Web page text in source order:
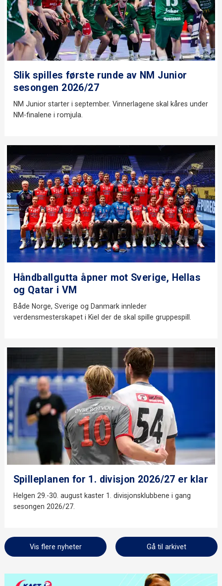
Slik spilles første runde av NM Junior
sesongen 2026/27
NM Junior starter i september. Vinnerlagene skal kåres under
NM-finalene i romjula.
Håndballgutta åpner mot Sverige, Hellas
og Qatar i VM
Både Norge, Sverige og Danmark innleder
verdensmesterskapet i Kiel der de skal spille gruppespill.
Spilleplanen for 1. divisjon 2026/27 er klar
Helgen 29.-30. august kaster 1. divisjonsklubbene i gang
sesongen 2026/27.
Vis flere nyheter Gå til arkivet